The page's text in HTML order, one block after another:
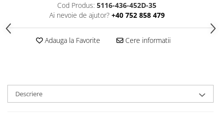
Cod Produs: 5116-436-452D-35
Ai nevoie de ajutor? +40 752 858 479
Adauga la Favorite Cere informatii
Descriere